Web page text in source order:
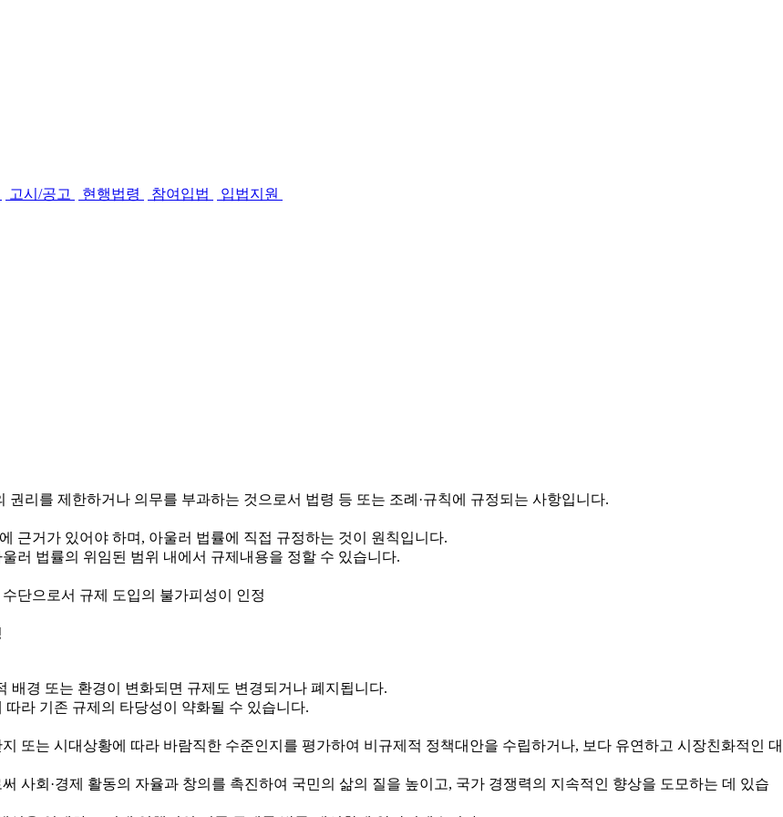
고시/공고 현행법령 참여입법
입법지원
리를 제한하거나 의무를 부과하는 것으로서 법령 등 또는 조례·규칙에 규정되는 사항입니다.
근거가 있어야 하며, 아울러 법률에 직접 규정하는 것이 원칙입니다.
러 법률의 위임된 범위 내에서 규제내용을 정할 수 있습니다.
단으로서 규제 도입의 불가피성이 인정
배경 또는 환경이 변화되면 규제도 변경되거나 폐지됩니다.
라 기존 규제의 타당성이 약화될 수 있습니다.
또는 시대상황에 따라 바람직한 수준인지를 평가하여 비규제적 정책대안을 수립하거나, 보다 유연하고 시장친화적인 대
사회·경제 활동의 자율과 창의를 촉진하여 국민의 삶의 질을 높이고, 국가 경쟁력의 지속적인 향상을 도모하는 데 있습